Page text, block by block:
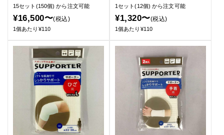
15セット(150個)から注文可能
¥16,500〜(税込)
1個あたり¥110
1セット(12個)から注文可能
¥1,320〜(税込)
1個あたり¥110